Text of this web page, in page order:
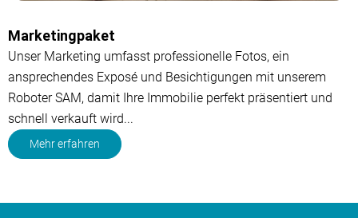
Marketingpaket
Unser Marketing umfasst professionelle Fotos, ein
ansprechendes Exposé und Besichtigungen mit unserem
Roboter SAM, damit Ihre Immobilie perfekt präsentiert und
schnell verkauft wird...
Mehr erfahren